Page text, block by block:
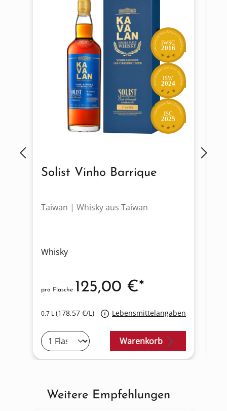
2016
IWSC
2024
ISW
2025
ISC
Solist Vinho Barrique
Taiwan | Whisky aus Taiwan
Whisky
0.7 L(178,57 €/L) Lebensmittelangaben
pro Flasche 125,00 €*
Warenkorb
Produktgalerie überspringen
Weitere Empfehlungen